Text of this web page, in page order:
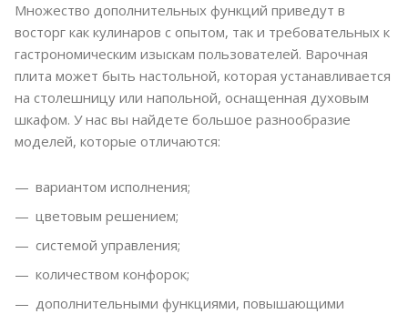
Множество дополнительных функций приведут в
восторг как кулинаров с опытом, так и требовательных к
гастрономическим изыскам пользователей. Варочная
плита может быть настольной, которая устанавливается
на столешницу или напольной, оснащенная духовым
шкафом. У нас вы найдете большое разнообразие
моделей, которые отличаются:
вариантом исполнения;
цветовым решением;
системой управления;
количеством конфорок;
дополнительными функциями, повышающими